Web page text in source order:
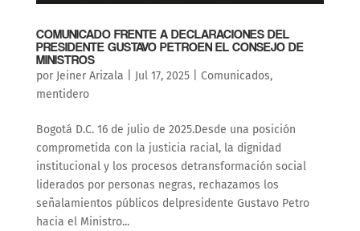
COMUNICADO FRENTE A DECLARACIONES DEL
PRESIDENTE GUSTAVO PETROEN EL CONSEJO DE
MINISTROS
por Jeiner Arizala Jul 17, 2025| Comunicados,
mentidero
Bogotá D.C. 16 de julio de 2025.Desde una posición
comprometida con la justicia racial, la dignidad
institucional y los procesos detransformación social
liderados por personas negras, rechazamos los
señalamientos públicos delpresidente Gustavo Petro
hacia el Ministro...